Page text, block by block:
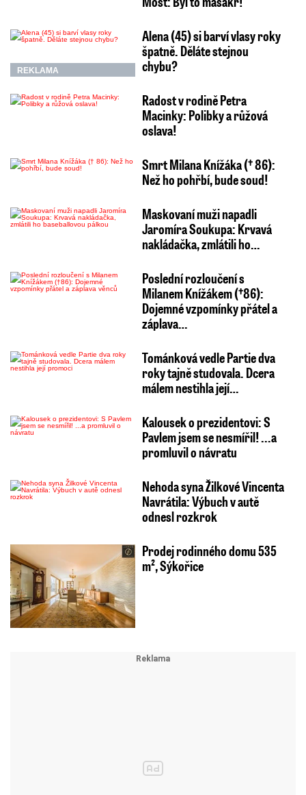
REKLAMA
Alena (45) si barví vlasy roky
špatně. Děláte stejnou
chybu?
Radost v rodině Petra
Macinky: Polibky a růžová
oslava!
Smrt Milana Knížáka († 86):
Než ho pohřbí, bude soud!
Maskovaní muži napadli
Jaromíra Soukupa: Krvavá
nakládačka, zmlátili ho…
Poslední rozloučení s
Milanem Knížákem (†86):
Dojemné vzpomínky přátel a
záplava…
Tománková vedle Partie dva
roky tajně studovala. Dcera
málem nestihla její…
Kalousek o prezidentovi: S
Pavlem jsem se nesmířil! ...a
promluvil o návratu
Nehoda syna Žilkové Vincenta
Navrátila: Výbuch v autě
odnesl rozkrok
Prodej rodinného domu 535
m², Sýkořice